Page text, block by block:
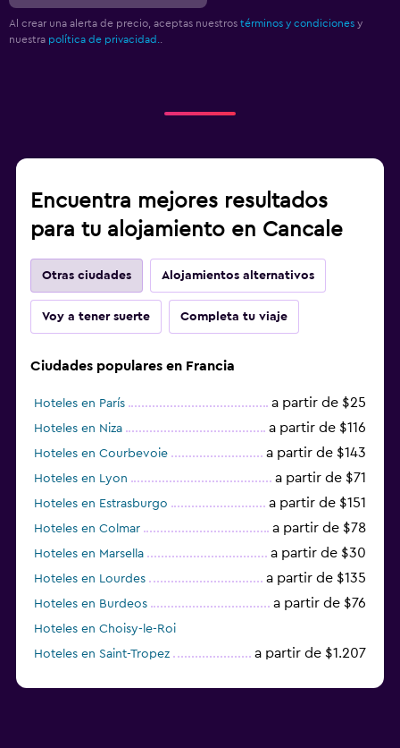
Al crear una alerta de precio, aceptas nuestros términos y condiciones y
nuestra política de privacidad.
Encuentra mejores resultados
para tu alojamiento en Cancale
Otras ciudades Alojamientos alternativos
Voy a tener suerte Completa tu viaje
Ciudades populares en Francia
Hoteles en París a partir de $25
Hoteles en Niza a partir de $116
Hoteles en Courbevoie a partir de $143
Hoteles en Lyon a partir de $71
Hoteles en Estrasburgo a partir de $151
Hoteles en Colmar a partir de $78
Hoteles en Marsella a partir de $30
Hoteles en Lourdes a partir de $135
Hoteles en Burdeos a partir de $76
Hoteles en Choisy-le-Roi
Hoteles en Saint-Tropez
a partir de $1.207